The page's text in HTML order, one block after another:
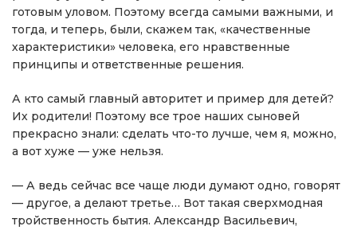
готовым уловом. Поэтому всегда самыми важными, и
тогда, и теперь, были, скажем так, «качественные
характеристики» человека, его нравственные
принципы и ответственные решения.
А кто самый главный авторитет и пример для детей?
Их родители! Поэтому все трое наших сыновей
прекрасно знали: сделать что-то лучше, чем я, можно,
а вот хуже — уже нельзя.
— А ведь сейчас все чаще люди думают одно, говорят
— другое, а делают третье… Вот такая сверхмодная
тройственность бытия. Александр Васильевич,